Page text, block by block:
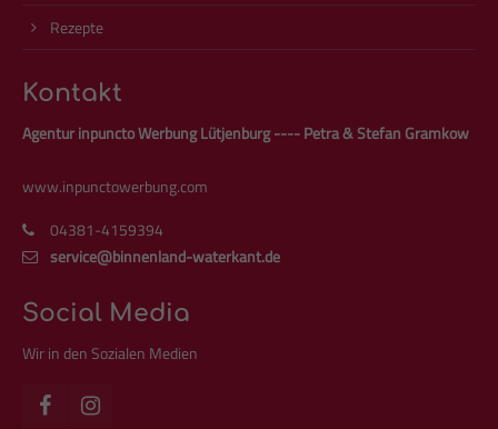
Rezepte
Kontakt
Agentur inpuncto Werbung Lütjenburg ---- Petra & Stefan Gramkow
www.inpunctowerbung.com
04381-4159394
service@binnenland-waterkant.de
Social Media
Wir in den Sozialen Medien